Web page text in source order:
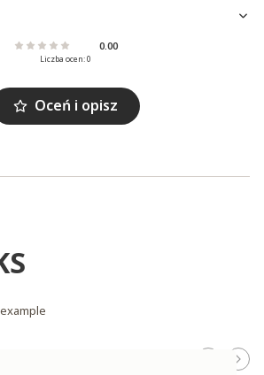
0.00
Liczba ocen: 0
Oceń i opisz